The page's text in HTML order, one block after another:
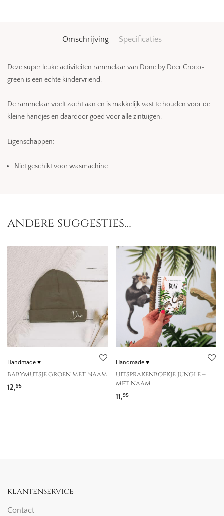
Omschrijving Specificaties
Deze super leuke activiteiten rammelaar van Done by Deer Croco-
green is een echte kindervriend.
De rammelaar voelt zacht aan en is makkelijk vast te houden voor de
kleine handjes en daardoor goed voor alle zintuigen.
Eigenschappen:
Niet geschikt voor wasmachine
andere suggesties…
Handmade ♥
babymutsje groen met naam
12,95
Handmade ♥
uitsprakenboekje jungle –
met naam
11,95
klantenservice
Contact